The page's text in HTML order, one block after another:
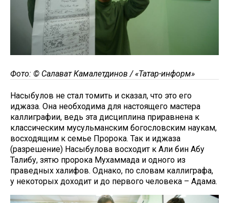
Фото: © Салават Камалетдинов / «Татар-информ»
Насыбулов не стал томить и сказал, что это его
иджаза. Она необходима для настоящего мастера
каллиграфии, ведь эта дисциплина приравнена к
классическим мусульманским богословским наукам,
восходящим к семье Пророка. Так и иджаза
(разрешение) Насыбулова восходит к Али бин Абу
Талибу, зятю пророка Мухаммада и одного из
праведных халифов. Однако, по словам каллиграфа,
у некоторых доходит и до первого человека – Адама.